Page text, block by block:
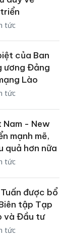
tức
của Ban
ương Đảng
Lào
tức
Nam - New
mạnh mẽ,
quả hơn nữa
tức
được bổ
tập Tạp
và Đầu tư
tức